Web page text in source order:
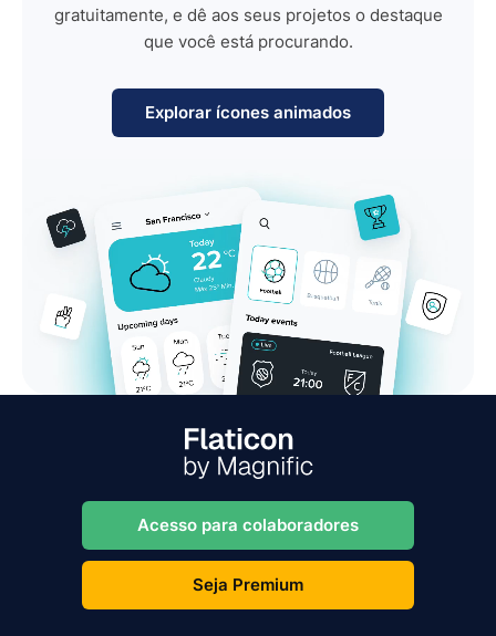
gratuitamente, e dê aos seus projetos o destaque
que você está procurando.
Explorar ícones animados
Acesso para colaboradores
Seja Premium